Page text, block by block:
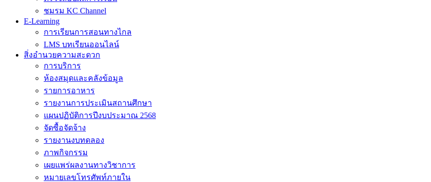
ชมรม KC Channel
E-Learning
การเรียนการสอนทางไกล
LMS บทเรียนออนไลน์
สิ่งอำนวยความสะดวก
การบริการ
ห้องสมุดและคลังข้อมูล
รายการอาหาร
รายงานการประเมินสถานศึกษา
แผนปฏิบัติการปีงบประมาณ 2568
จัดซื้อจัดจ้าง
รายงานงบทดลอง
ภาพกิจกรรม
เผยแพร่ผลงานทางวิชาการ
หมายเลขโทรศัพท์ภายใน